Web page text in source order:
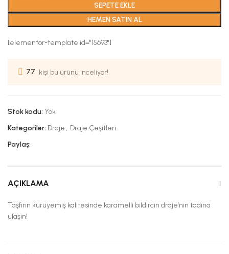
SEPETE EKLE
HEMEN SATIN AL
[elementor-template id="15693"]
77 kişi bu ürünü inceliyor!
Stok kodu: Yok
Kategoriler: Draje , Draje Çeşitleri
Paylaş:
AÇIKLAMA
Taşfırın kuruyemiş kalitesinde karamelli bıldırcın draje’nin tadına
ulaşın!